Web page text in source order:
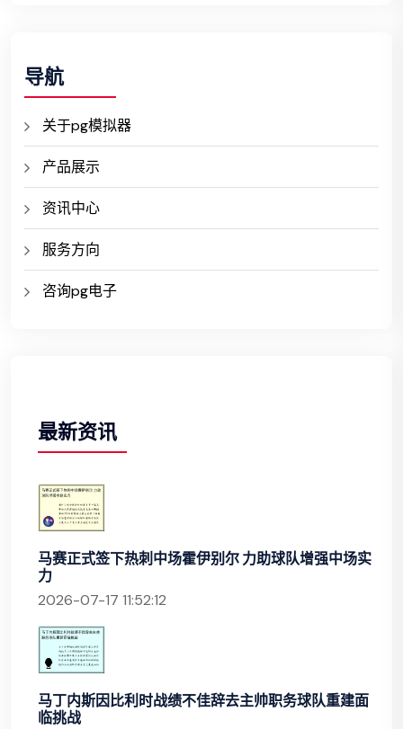
导航
关于pg模拟器
产品展示
资讯中心
服务方向
咨询pg电子
最新资讯
马赛正式签下热刺中场霍伊别尔 力助球队增强中场实
力
2026-07-17 11:52:12
马丁内斯因比利时战绩不佳辞去主帅职务球队重建面
临挑战